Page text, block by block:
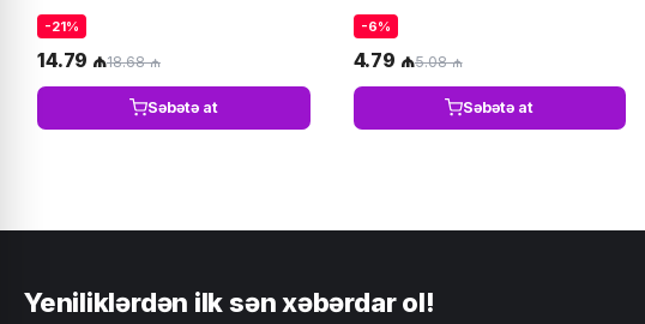
-21%
14.79 ₼18.68 ₼
Səbətə at
-6%
4.79 ₼5.08 ₼
Səbətə at
Yeniliklərdən ilk sən xəbərdar ol!